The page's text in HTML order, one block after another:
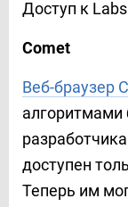
Доступ к
Comet
Веб-браузер
алгоритмами
доступен
Теперь им